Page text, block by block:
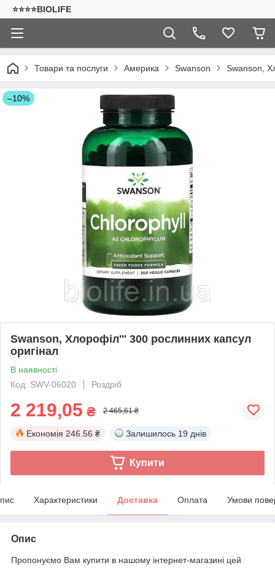
⭐⭐⭐⭐BIOLIFE
Товари та послуги Америка Swanson Swanson,
–10%
Swanson, Хлорофіл''' 300 рослинних капсул
оригінал
В наявності
Код: SWV-06020
Роздріб
2 219,05 ₴ 2 465,61 ₴
Економія 246.56 ₴ Залишилось 19 днів
Купити
Характеристики Доставка Оплата Умови
Опис
Пропонуємо Вам купити в нашому інтернет-магазині цей